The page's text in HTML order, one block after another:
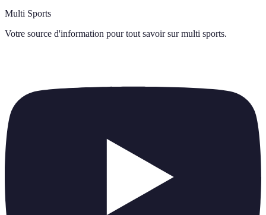
Multi Sports
Votre source d'information pour tout savoir sur multi sports.